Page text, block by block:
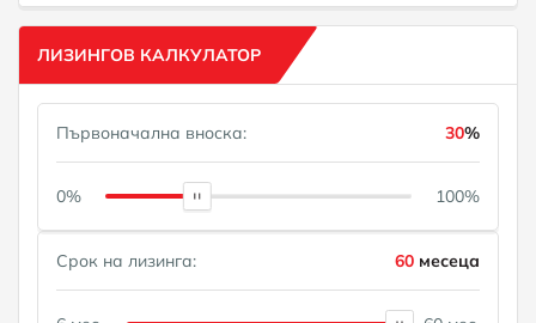
ЛИЗИНГОВ КАЛКУЛАТОР
Първоначална вноска: 30%
0% 100%
Срок на лизинга: 60 месеца